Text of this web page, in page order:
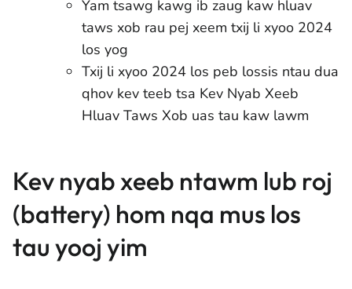
Yam tsawg kawg ib zaug kaw hluav
taws xob rau pej xeem txij li xyoo 2024
los yog
Txij li xyoo 2024 los peb lossis ntau dua
qhov kev teeb tsa Kev Nyab Xeeb
Hluav Taws Xob uas tau kaw lawm
Kev nyab xeeb ntawm lub roj
(battery) hom nqa mus los
tau yooj yim